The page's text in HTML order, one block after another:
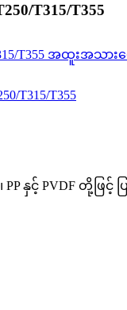
T315/T355
နှင့် PVDF တို့ဖြ